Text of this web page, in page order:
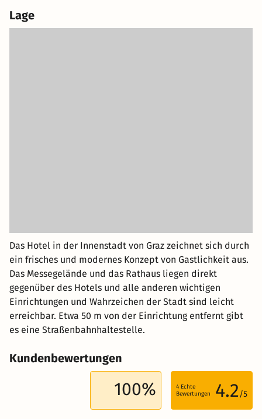
Lage
Das Hotel in der Innenstadt von Graz zeichnet sich durch
ein frisches und modernes Konzept von Gastlichkeit aus.
Das Messegelände und das Rathaus liegen direkt
gegenüber des Hotels und alle anderen wichtigen
Einrichtungen und Wahrzeichen der Stadt sind leicht
erreichbar. Etwa 50 m von der Einrichtung entfernt gibt
es eine Straßenbahnhaltestelle.
Kundenbewertungen
100% 4 Echte
Bewertungen
4.2 /5